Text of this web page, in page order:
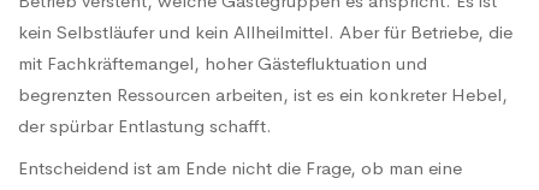
kein Selbstläufer und kein Allheilmittel. Aber für Betriebe, die
mit Fachkräftemangel, hoher Gästefluktuation und
begrenzten Ressourcen arbeiten, ist es ein konkreter Hebel,
der spürbar Entlastung schafft.
Entscheidend ist am Ende nicht die Frage, ob man eine